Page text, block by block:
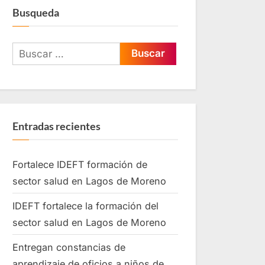
Busqueda
Entradas recientes
Fortalece IDEFT formación de
sector salud en Lagos de Moreno
IDEFT fortalece la formación del
sector salud en Lagos de Moreno
Entregan constancias de